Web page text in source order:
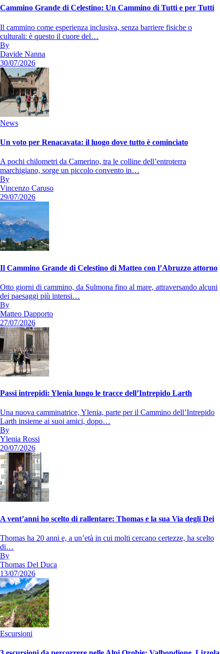
Cammino Grande di Celestino: Un Cammino di Tutti e per Tutti
Il cammino come esperienza inclusiva, senza barriere fisiche o
culturali: è questo il cuore del…
By
Davide Nanna
30/07/2026
News
Un voto per Renacavata: il luogo dove tutto è cominciato
A pochi chilometri da Camerino, tra le colline dell’entroterra
marchigiano, sorge un piccolo convento in…
By
Vincenzo Caruso
29/07/2026
Il Cammino Grande di Celestino di Matteo con l’Abruzzo attorno
Otto giorni di cammino, da Sulmona fino al mare, attraversando alcuni
dei paesaggi più intensi…
By
Matteo Dapporto
27/07/2026
Passi intrepidi: Ylenia lungo le tracce dell’Intrepido Larth
Una nuova camminatrice, Ylenia, parte per il Cammino dell’Intrepido
Larth insieme ai suoi amici, dopo…
By
Ylenia Rossi
20/07/2026
A vent’anni ho scelto di rallentare: Thomas e la sua Via degli Dei
Thomas ha 20 anni e, a un’età in cui molti cercano certezze, ha scelto
di…
By
Thomas Del Duca
13/07/2026
Escursioni